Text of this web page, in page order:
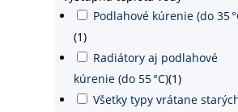
Podlahové kúrenie (do 35
(1)
Radiátory aj podlahové
kúrenie (do 55 °C)(1)
Všetky typy vrátane